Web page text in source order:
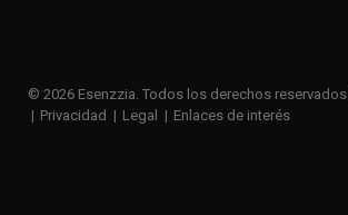
© 2026 Esenzzia. Todos los derechos reservados
Privacidad
Legal Enlaces de interés